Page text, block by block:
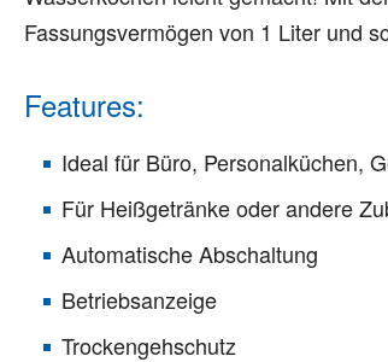
Fassungsvermögen von 1 Liter und
Features:
Ideal für Büro, Personalküchen,
Für Heißgetränke oder andere
Automatische Abschaltung
Betriebsanzeige
Trockengehschutz